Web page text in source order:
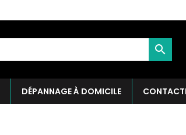

DÉPANNAGE À DOMICILE